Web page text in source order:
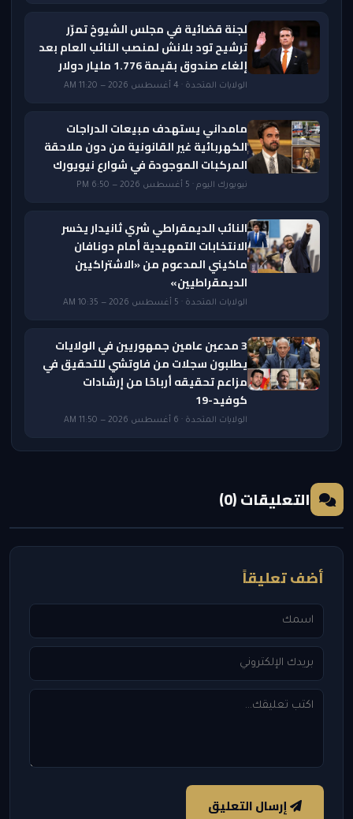
لجنة قضائية في مجلس الشيوخ تمرّر
ترشيح تود بلانش لمنصب النائب العام بعد
إلغاء صندوق بقيمة 1.776 مليار دولار
الولايات المتحدة · 4 أغسطس 2026 — 11:20 AM
مامداني يستهدف مبيعات الدراجات
الكهربائية غير القانونية من دون ملاحقة
المركبات الموجودة في شوارع نيويورك
نيويورك اليوم · 5 أغسطس 2026 — 6:50 PM
النائب الديمقراطي شري ثانيدار يخسر
الانتخابات التمهيدية أمام دونافان
ماكيني المدعوم من «الاشتراكيين
الديمقراطيين»
الولايات المتحدة · 5 أغسطس 2026 — 10:35 AM
3 مدعين عامين جمهوريين في الولايات
يطلبون سجلات من فاوتشي للتحقيق في
مزاعم تحقيقه أرباحًا من إرشادات
كوفيد-19
الولايات المتحدة · 6 أغسطس 2026 — 11:50 AM
التعليقات (0)
أضف تعليقاً
إرسال التعليق